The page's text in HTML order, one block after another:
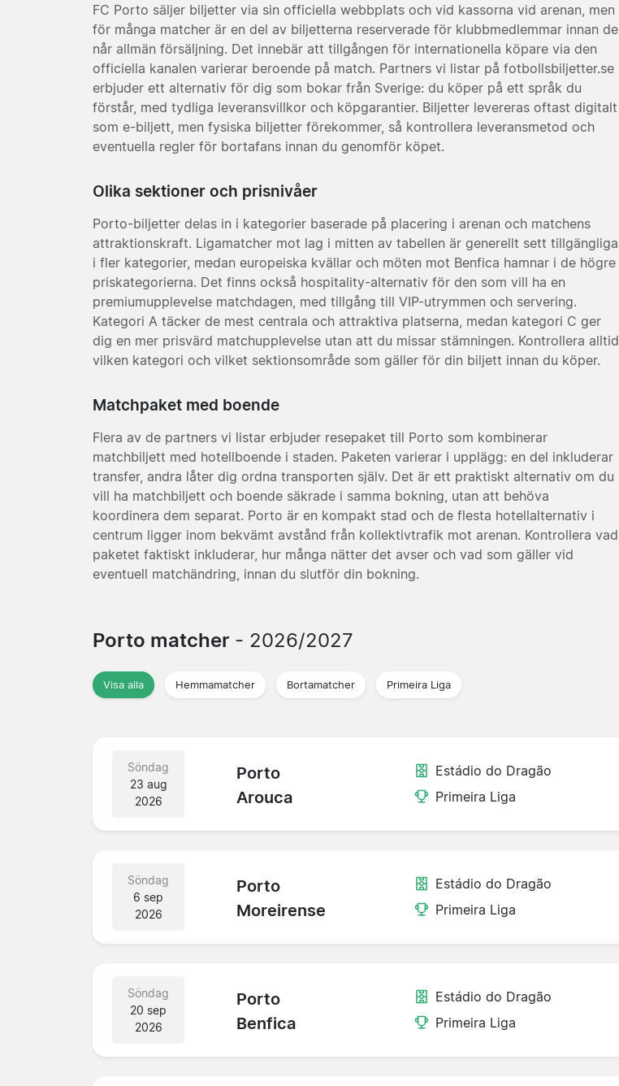
FC Porto säljer biljetter via sin officiella webbplats och vid kassorna vid arenan, men
för många matcher är en del av biljetterna reserverade för klubbmedlemmar innan de
når allmän försäljning. Det innebär att tillgången för internationella köpare via den
officiella kanalen varierar beroende på match. Partners vi listar på fotbollsbiljetter.se
erbjuder ett alternativ för dig som bokar från Sverige: du köper på ett språk du
förstår, med tydliga leveransvillkor och köpgarantier. Biljetter levereras oftast digitalt
som e-biljett, men fysiska biljetter förekommer, så kontrollera leveransmetod och
eventuella regler för bortafans innan du genomför köpet.
Olika sektioner och prisnivåer
Porto-biljetter delas in i kategorier baserade på placering i arenan och matchens
attraktionskraft. Ligamatcher mot lag i mitten av tabellen är generellt sett tillgängliga
i fler kategorier, medan europeiska kvällar och möten mot Benfica hamnar i de högre
priskategorierna. Det finns också hospitality-alternativ för den som vill ha en
premiumupplevelse matchdagen, med tillgång till VIP-utrymmen och servering.
Kategori A täcker de mest centrala och attraktiva platserna, medan kategori C ger
dig en mer prisvärd matchupplevelse utan att du missar stämningen. Kontrollera alltid
vilken kategori och vilket sektionsområde som gäller för din biljett innan du köper.
Matchpaket med boende
Flera av de partners vi listar erbjuder resepaket till Porto som kombinerar
matchbiljett med hotellboende i staden. Paketen varierar i upplägg: en del inkluderar
transfer, andra låter dig ordna transporten själv. Det är ett praktiskt alternativ om du
vill ha matchbiljett och boende säkrade i samma bokning, utan att behöva
koordinera dem separat. Porto är en kompakt stad och de flesta hotellalternativ i
centrum ligger inom bekvämt avstånd från kollektivtrafik mot arenan. Kontrollera vad
paketet faktiskt inkluderar, hur många nätter det avser och vad som gäller vid
eventuell matchändring, innan du slutför din bokning.
Porto matcher - 2026/2027
Visa alla Hemmamatcher Bortamatcher Primeira Liga
Söndag
23 aug
2026
Porto
Arouca
Estádio do Dragão
Primeira Liga
Söndag
6 sep
2026
Porto
Moreirense
Estádio do Dragão
Primeira Liga
Söndag
20 sep
2026
Porto
Benfica
Estádio do Dragão
Primeira Liga